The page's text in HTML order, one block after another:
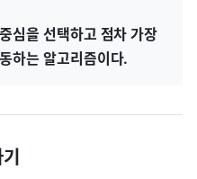
심을 선택하고 점차 가장
하는 알고리즘이다.